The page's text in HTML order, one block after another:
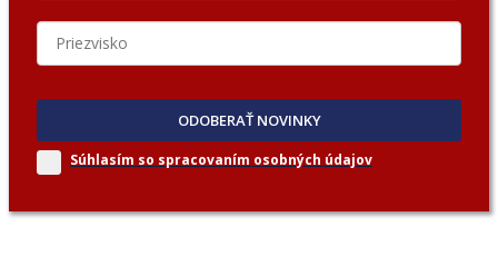
ODOBERAŤ NOVINKY
Súhlasím so spracovaním osobných údajov